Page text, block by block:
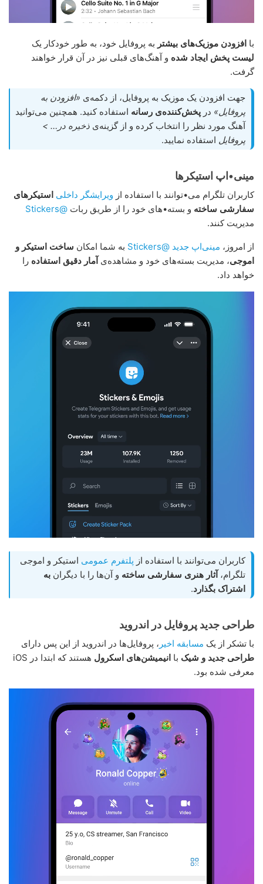
با افزودن موزیک‌های بیشتر به پروفایل خود، به طور خودکار یک
لیست پخش ایجاد شده و آهنگ‌های قبلی نیز در آن قرار خواهند
گرفت.
جهت افزودن یک موزیک به پروفایل، از دکمه‌ی «افزودن به
پروفایل» در پخش‌کننده‌ی رسانه استفاده کنید. همچنین می‌توانید
آهنگ مورد نظر را انتخاب کرده و از گزینه‌ی ذخیره در… >
پروفایل استفاده نمایید.
مینی•اپ استیکرها
کاربران تلگرام می•توانند با استفاده از ویرایشگر داخلی استیکرهای
سفارشی ساخته و بسته•های خود را از طریق ربات @Stickers
مدیریت کنند.
از امروز، مینی‌اپ جدید @Stickers به شما امکان ساخت استیکر و
اموجی، مدیریت بسته‌های خود و مشاهده‌ی آمار دقیق استفاده را
خواهد داد.
کاربران می‌توانند با استفاده از پلتفرم عمومی استیکر و اموجی
تلگرام، آثار هنری سفارشی ساخته و آن‌ها را با دیگران به
اشتراک بگذارد.
طراحی جدید پروفایل در اندروید
با تشکر از یک مسابقه اخیر ، پروفایل‌ها در اندروید از این پس دارای
طراحی جدید و شیک با انیمیشن‌های اسکرول
هستند که ابتدا در iOS
معرفی شده بود.